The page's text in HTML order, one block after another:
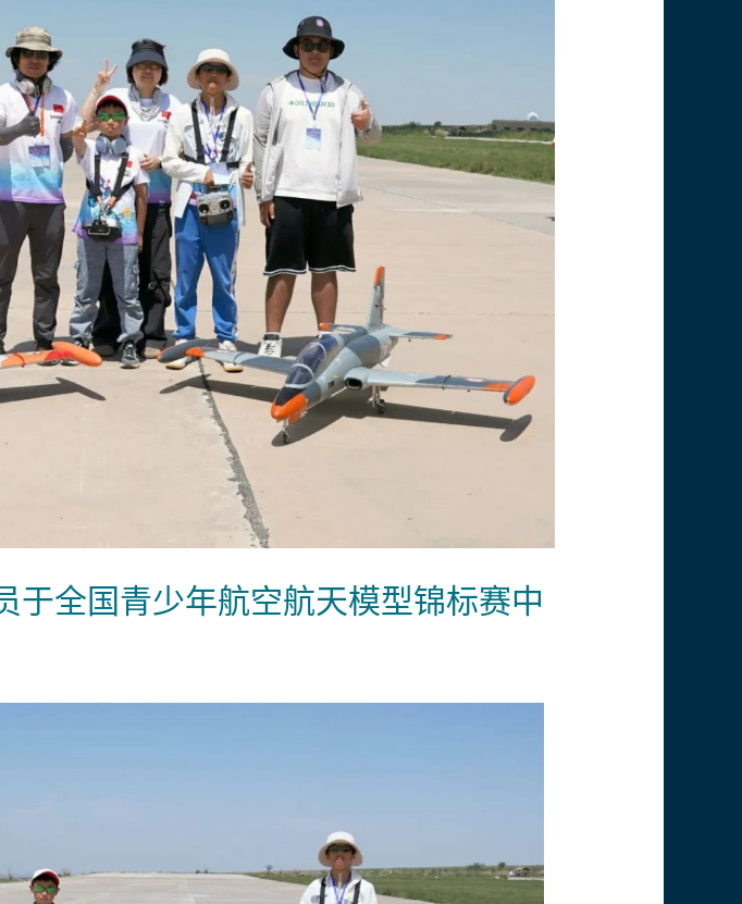
于全国青少年航空航天模型锦标赛中